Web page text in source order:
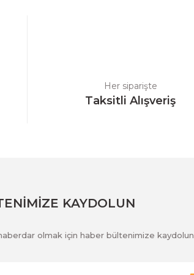
Her siparişte
Taksitli Alışveriş
KAYDOLUN
olmak için haber bültenimize kaydolun